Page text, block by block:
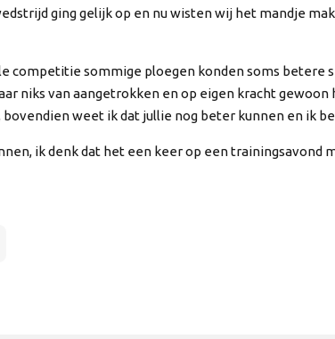
ging gelijk op en nu wisten wij het mandje
competitie sommige ploegen konden soms betere
niks van aangetrokken en op eigen kracht
weet ik dat jullie nog beter kunnen en ik
ik denk dat het een keer op een trainingsavond